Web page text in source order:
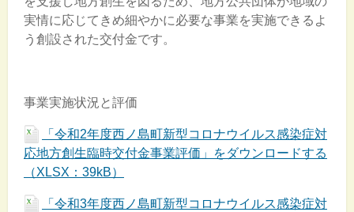
実情に応じてきめ細やかに必要な事業を実施できるよ
う創設された交付金です。
事業実施状況と評価
「令和2年度西ノ島町新型コロナウイルス感染症対
応地方創生臨時交付金事業評価」をダウンロードする
（XLSX：39kB）
「令和3年度西ノ島町新型コロナウイルス感染症対